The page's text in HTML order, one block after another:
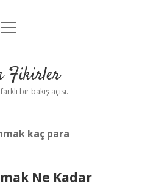
Uyarı
menüyü
Fikirler
bir bakış açısı.
kaç para
Ne Kadar